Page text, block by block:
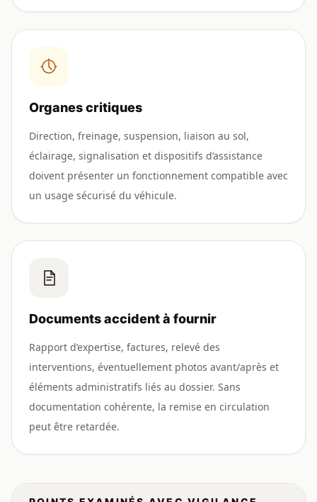
Organes critiques
Direction, freinage, suspension, liaison au sol,
éclairage, signalisation et dispositifs d’assistance
doivent présenter un fonctionnement compatible avec
un usage sécurisé du véhicule.
Documents accident à fournir
Rapport d’expertise, factures, relevé des
interventions, éventuellement photos avant/après et
éléments administratifs liés au dossier. Sans
documentation cohérente, la remise en circulation
peut être retardée.